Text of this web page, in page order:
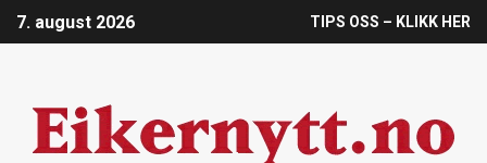
7. august 2026 TIPS OSS – KLIKK HER